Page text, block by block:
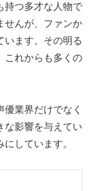
持つ多才な人物で
せんが、ファンか
います。その明る
これからも多くの
業界だけでなく
な影響を与えてい
しています。